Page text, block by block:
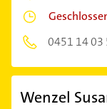
0451 14 03
Wenzel